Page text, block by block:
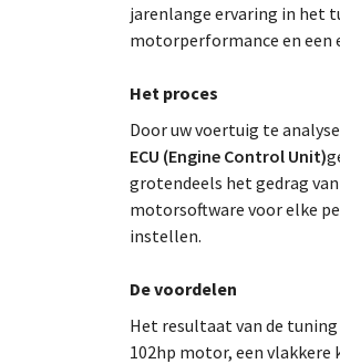
jarenlange ervaring in het
motorperformance en
Het proces
Door uw voertuig te
ECU (Engine Control Unit)
grotendeels het gedrag
motorsoftware voor elke
instellen.
De voordelen
Het resultaat van de
102hp motor, een